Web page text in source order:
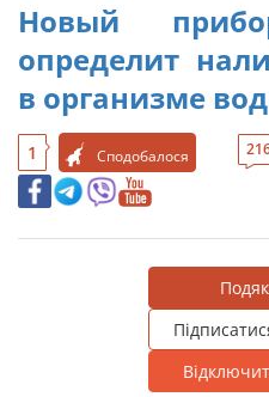
Новый
определит
в организме
1 Сподобалося